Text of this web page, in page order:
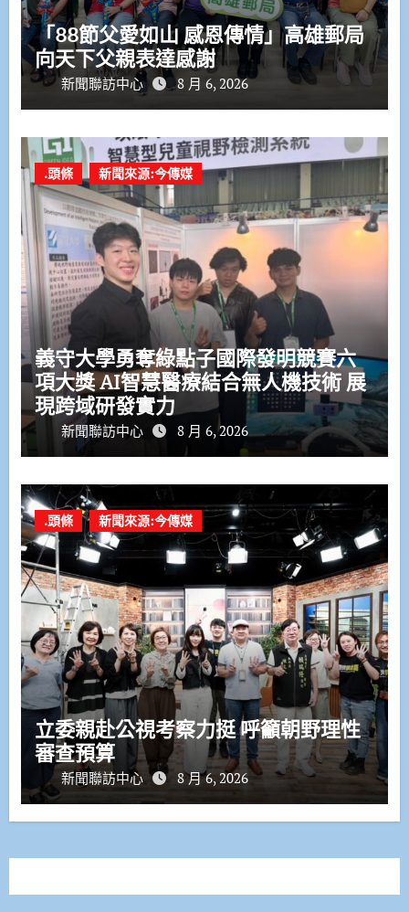
「88節父愛如山 感恩傳情」高雄郵局
向天下父親表達感謝
新聞聯訪中心 8 月 6, 2026
.頭條 新聞來源:今傳媒
義守大學勇奪綠點子國際發明競賽六
項大獎 AI智慧醫療結合無人機技術 展
現跨域研發實力
新聞聯訪中心 8 月 6, 2026
.頭條 新聞來源:今傳媒
立委親赴公視考察力挺 呼籲朝野理性
審查預算
新聞聯訪中心 8 月 6, 2026